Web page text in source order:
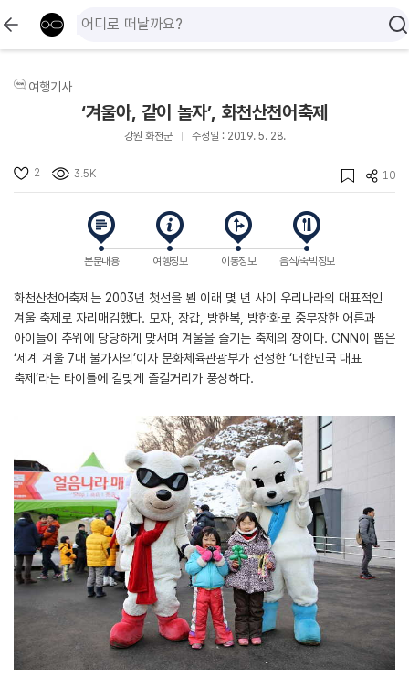
여행기사
‘겨울아, 같이 놀자’, 화천산천어축제
강원 화천군 수정일 : 2019. 5. 28.
2 3.5K 10
본문내용 여행정보 이동정보 음식/숙박정보
화천산천어축제는 2003년 첫선을 뵌 이래 몇 년 사이 우리나라의 대표적인
겨울 축제로 자리매김했다. 모자, 장갑, 방한복, 방한화로 중무장한 어른과
아이들이 추위에 당당하게 맞서며 겨울을 즐기는 축제의 장이다. CNN이 뽑은
‘세계 겨울 7대 불가사의’이자 문화체육관광부가 선정한 ‘대한민국 대표
축제’라는 타이틀에 걸맞게 즐길거리가 풍성하다.